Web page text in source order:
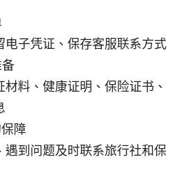
电子凭证、保存客服联系方式
料、健康证明、保险证书、
障
遇到问题及时联系旅行社和保